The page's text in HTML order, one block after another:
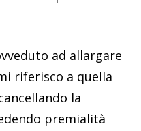
ad allargare
riferisco a quella
la
premialità